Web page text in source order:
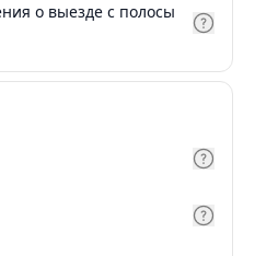
о выезде с полосы